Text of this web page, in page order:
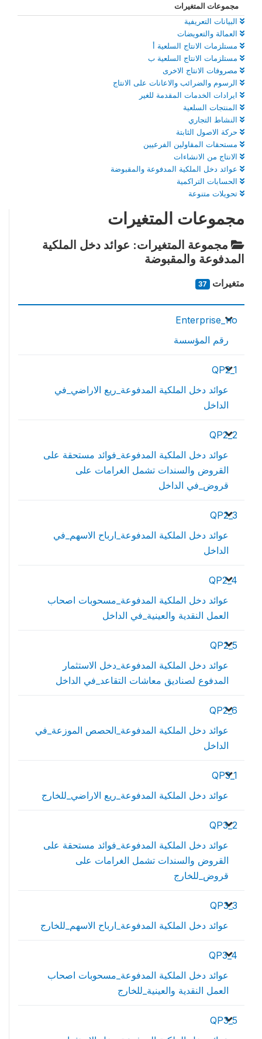
مجموعات المتغيرات
البيانات التعريفية
العمالة والتعويضات
مستلزمات الانتاج السلعية أ
مستلزمات الانتاج السلعية ب
مصروفات الانتاج الاخرى
الرسوم والضرائب والاعانات على الانتاج
ايرادات الخدمات المقدمة للغير
المنتجات السلعية
النشاط التجاري
حركة الاصول الثابتة
مستحقات المقاولين الفرعيين
الانتاج من الانشاءات
عوائد دخل الملكية المدفوعة والمقبوضة
الحسابات التراكمية
تحويلات متنوعة
مجموعات المتغيرات
مجموعة المتغيرات: عوائد دخل الملكية
المدفوعة والمقبوضة
متغيرات 37
Enterprise_no
رقم المؤسسة
QP2_1
عوائد دخل الملكية المدفوعة_ريع الاراضي_في
الداخل
QP2_2
عوائد دخل الملكية المدفوعة_فوائد مستحقة على
القروض والسندات تشمل الغرامات على
قروض_في الداخل
QP2_3
عوائد دخل الملكية المدفوعة_ارباح الاسهم_في
الداخل
QP2_4
عوائد دخل الملكية المدفوعة_مسحوبات اصحاب
العمل النقدية والعينية_في الداخل
QP2_5
عوائد دخل الملكية المدفوعة_دخل الاستثمار
المدفوع لصناديق معاشات التقاعد_في الداخل
QP2_6
عوائد دخل الملكية المدفوعة_الحصص الموزعة_في
الداخل
QP3_1
عوائد دخل الملكية المدفوعة_ريع الاراضي_للخارج
QP3_2
عوائد دخل الملكية المدفوعة_فوائد مستحقة على
القروض والسندات تشمل الغرامات على
قروض_للخارج
QP3_3
عوائد دخل الملكية المدفوعة_ارباح الاسهم_للخارج
QP3_4
عوائد دخل الملكية المدفوعة_مسحوبات اصحاب
العمل النقدية والعينية_للخارج
QP3_5